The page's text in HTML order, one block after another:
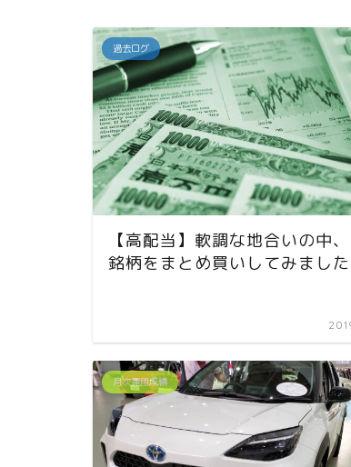
過去ログ
【高配当】軟調な地合いの中
銘柄をまとめ買いしてみました
月次運用成績